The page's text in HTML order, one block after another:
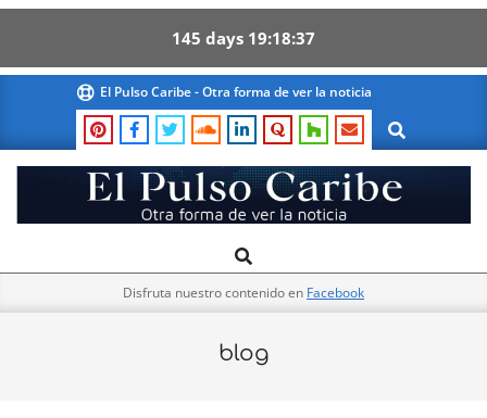
145 days 19 18 37
content
El Pulso Caribe - Otra forma de ver la noticia
Search
El
Pulso
Navigation
Search
Disfruta nuestro contenido en Facebook
blog